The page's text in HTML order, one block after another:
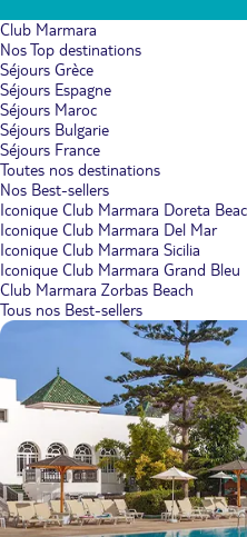
Club Marmara
Nos Top destinations
Séjours Grèce
Séjours Espagne
Séjours Maroc
Séjours Bulgarie
Séjours France
Toutes nos destinations
Nos Best-sellers
Iconique Club Marmara Doreta
Iconique Club Marmara Del Mar
Iconique Club Marmara Sicilia
Iconique Club Marmara Grand Bleu
Club Marmara Zorbas Beach
Tous nos Best-sellers